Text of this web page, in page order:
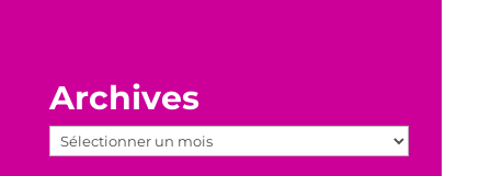
Archives
Archives